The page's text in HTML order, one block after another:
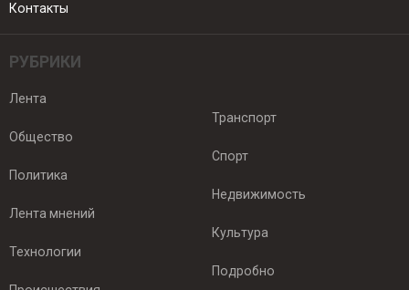
Контакты
РУБРИКИ
Лента
Общество
Политика
Лента мнений
Технологии
Транспорт
Спорт
Недвижимость
Культура
Подробно